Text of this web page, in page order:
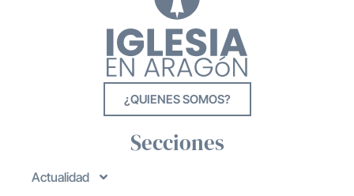
¿QUIENES SOMOS?
Secciones
Actualidad